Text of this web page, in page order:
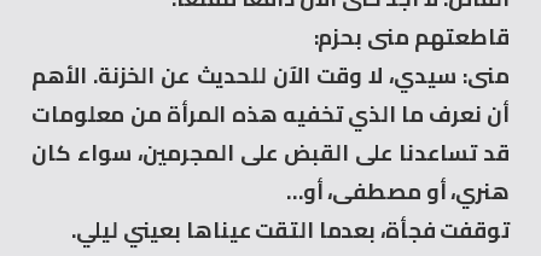
قاطعتهم منى بحزم:
منى: سيدي، لا وقت الآن للحديث عن الخزنة. الأهم
أن نعرف ما الذي تخفيه هذه المرأة من معلومات
قد تساعدنا على القبض على المجرمين، سواء كان
هنري، أو مصطفى، أو…
توقفت فجأة، بعدما التقت عيناها بعيني ليلي.